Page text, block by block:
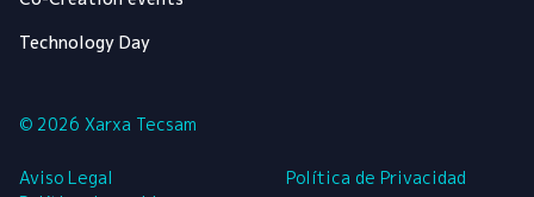
Technology Day
© 2026 Xarxa Tecsam
Aviso Legal
Política de Privacidad